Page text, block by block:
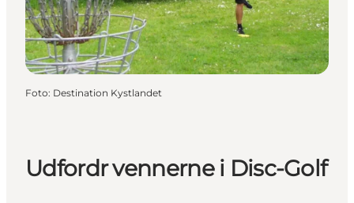
Foto: Destination Kystlandet
Udfordr vennerne i Disc-Golf